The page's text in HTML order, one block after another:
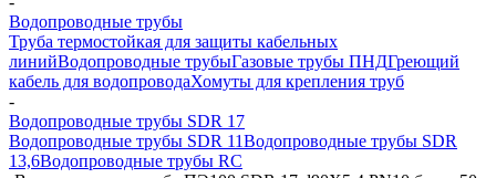
Водопроводные трубы
Труба термостойкая для защиты кабельных
линийВодопроводные трубыГазовые трубы ПНДГреющий
кабель для водопроводаХомуты для крепления труб
-
Водопроводные трубы SDR 17
Водопроводные трубы SDR 11Водопроводные трубы SDR
13,6Водопроводные трубы RC